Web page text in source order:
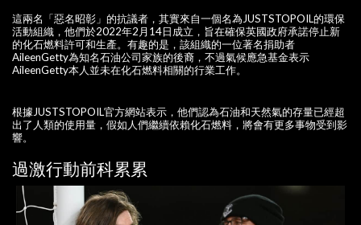
這兩名「惡名昭彰」的抗議者，其實來自一個名為JUSTSTOPOIL的環保
活動組織，他們於2022年2月14日成立，旨在確保英國政府承諾停止新
的化石燃料許可和生產。有趣的是，該組織的一位著名捐助者
AileenGetty為知名石油公司家族的後裔，不過氣候應急基金表示
AileenGetty本人並未在化石燃料相關的行業工作。
根據JUSTSTOPOIL官方網站表示，他們認為石油和天然氣的存量已經超
出了人類的使用量，假如人們繼續依賴化石燃料，將會有更多事物受到影
響。
過激行動前科累累